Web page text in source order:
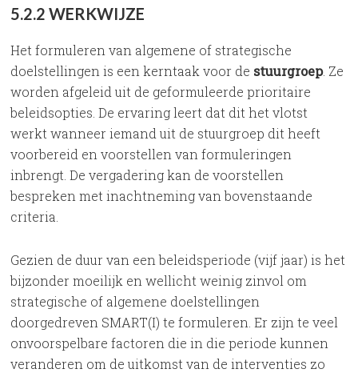
5.2.2 WERKWIJZE
Het formuleren van algemene of strategische
doelstellingen is een kerntaak voor de stuurgroep. Ze
worden afgeleid uit de geformuleerde prioritaire
beleidsopties. De ervaring leert dat dit het vlotst
werkt wanneer iemand uit de stuurgroep dit heeft
voorbereid en voorstellen van formuleringen
inbrengt. De vergadering kan de voorstellen
bespreken met inachtneming van bovenstaande
criteria.
Gezien de duur van een beleidsperiode (vijf jaar) is het
bijzonder moeilijk en wellicht weinig zinvol om
strategische of algemene doelstellingen
doorgedreven SMART(I) te formuleren. Er zijn te veel
onvoorspelbare factoren die in die periode kunnen
veranderen om de uitkomst van de interventies zo